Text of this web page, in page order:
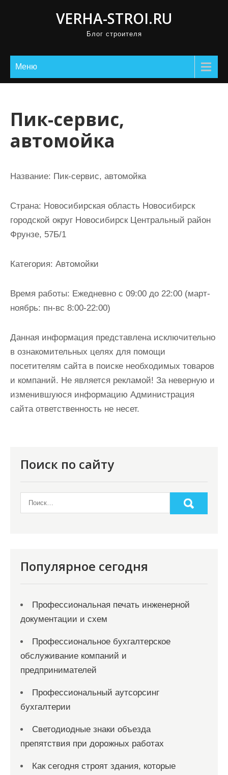
VERHA-STROI.RU
Блог строителя
Меню
Пик-сервис,
автомойка
Название: Пик-сервис, автомойка
Страна: Новосибирская область Новосибирск
городской округ Новосибирск Центральный район
Фрунзе, 57Б/1
Категория: Автомойки
Время работы: Ежедневно с 09:00 до 22:00 (март-
ноябрь: пн-вс 8:00-22:00)
Данная информация представлена исключительно
в ознакомительных целях для помощи
посетителям сайта в поиске необходимых товаров
и компаний. Не является рекламой! За неверную и
изменившуюся информацию Администрация
сайта ответственность не несет.
Поиск по сайту
Популярное сегодня
Профессиональная печать инженерной
документации и схем
Профессиональное бухгалтерское
обслуживание компаний и
предпринимателей
Профессиональный аутсорсинг
бухгалтерии
Светодиодные знаки объезда
препятствия при дорожных работах
Как сегодня строят здания, которые